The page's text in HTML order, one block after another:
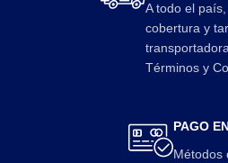
A todo el
cobertura y
Términos y
PAGO
Métodos